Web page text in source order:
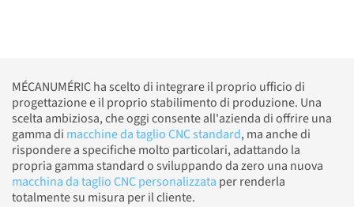
MÉCANUMÉRIC ha scelto di integrare il proprio ufficio di
progettazione e il proprio stabilimento di produzione. Una
scelta ambiziosa, che oggi consente all'azienda di offrire una
gamma di macchine da taglio CNC standard, ma anche di
rispondere a specifiche molto particolari, adattando la
propria gamma standard o sviluppando da zero una nuova
macchina da taglio CNC personalizzata per renderla
totalmente su misura per il cliente.